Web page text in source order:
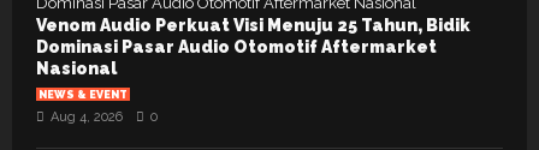
Venom Audio Perkuat Visi Menuju 25 Tahun, Bidik
Dominasi Pasar Audio Otomotif Aftermarket
Nasional
NEWS & EVENT
Aug 4, 2026 0